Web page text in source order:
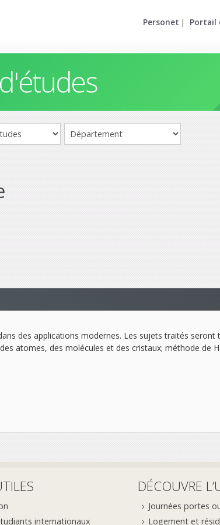
Personet | Portail
des applications modernes. Les sujets traités seront
atomes, des molécules et des cristaux; méthode de
internationaux
DÉCOUVRE
Journées portes
Logement et